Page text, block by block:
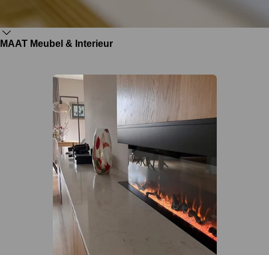
MAAT Meubel & Interieur